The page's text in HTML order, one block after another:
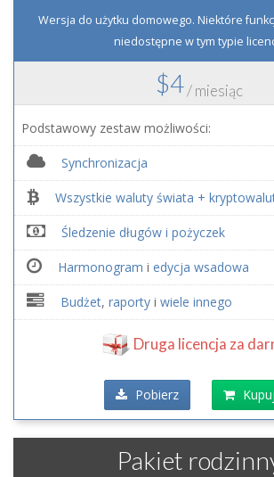
Wersja do użytku domowego. Niektóre
niedostępne w tym typie
$4/ miesiąc
Podstawowy zestaw możliwości:
Synchronizacja
Wszystkie waluty świata +
Śledzenie długów i pożyczek
Harmonogram i edycja wsadowa
Budżet, raporty i wiele innego
Druga licencja za
Pobierz
Pakiet